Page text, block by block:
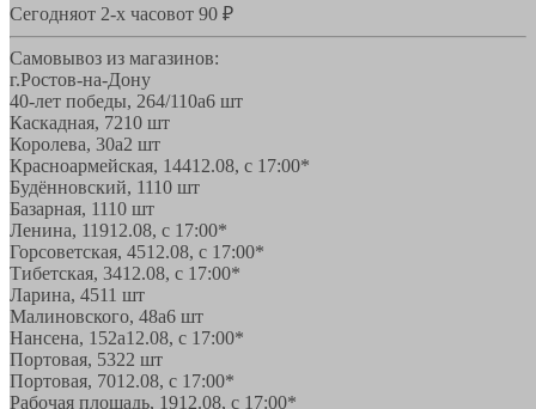
Сегодняот 2-х часовот 90 ₽
Самовывоз из магазинов:
г.Ростов-на-Дону
40-лет победы, 264/110а6 шт
Каскадная, 7210 шт
Королева, 30а2 шт
Красноармейская, 14412.08, с 17:00*
Будённовский, 1110 шт
Базарная, 1110 шт
Ленина, 11912.08, с 17:00*
Горсоветская, 4512.08, с 17:00*
Тибетская, 3412.08, с 17:00*
Ларина, 4511 шт
Малиновского, 48а6 шт
Нансена, 152а12.08, с 17:00*
Портовая, 5322 шт
Портовая, 7012.08, с 17:00*
Рабочая площадь, 1912.08, с 17:00*